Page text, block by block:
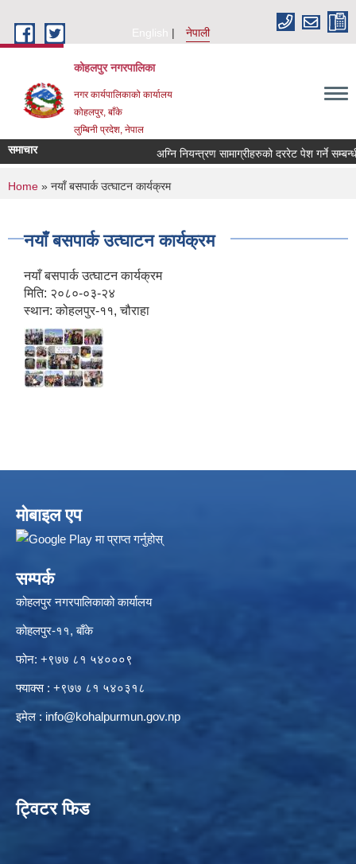
English
नेपाली
कोहलपुर नगरपालिका
नगर कार्यपालिकाको कार्यालय
कोहलपुर, बाँके
लुम्बिनी प्रदेश, नेपाल
समाचार
You are here
Home » नयाँ बसपार्क उत्घाटन कार्यक्रम
नयाँ बसपार्क उत्घाटन कार्यक्रम
नयाँ बसपार्क उत्घाटन कार्यक्रम
मिति: २०८०-०३-२४
स्थान: कोहलपुर-११, चौराहा
मोबाइल एप
सम्पर्क
कोहलपुर नगरपालिकाको कार्यालय
कोहलपुर-११, बाँके
फोन: +९७७ ८१ ५४०००९
फ्याक्स : +९७७ ८१ ५४०३१८
इमेल : info@kohalpurmun.gov.np
ट्विटर फिड